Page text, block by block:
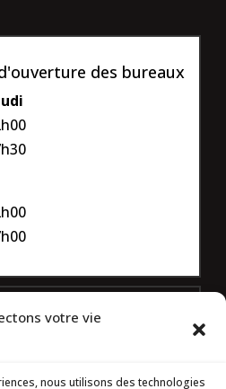
votre vie
nous utilisons des technologies
des bureaux
7/7j.
disponible tous